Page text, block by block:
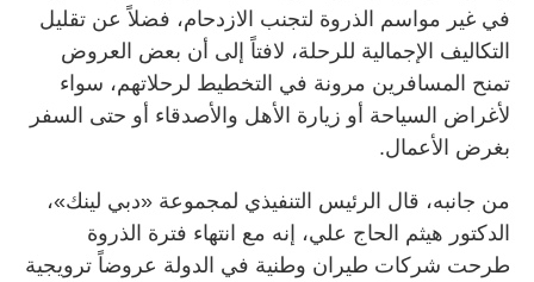
في غير مواسم الذروة لتجنب الازدحام، فضلاً عن تقليل
التكاليف الإجمالية للرحلة، لافتاً إلى أن بعض العروض
تمنح المسافرين مرونة في التخطيط لرحلاتهم، سواء
لأغراض السياحة أو زيارة الأهل والأصدقاء أو حتى السفر
بغرض الأعمال.
من جانبه، قال الرئيس التنفيذي لمجموعة «دبي لينك»،
الدكتور هيثم الحاج علي، إنه مع انتهاء فترة الذروة
طرحت شركات طيران وطنية في الدولة عروضاً ترويجية